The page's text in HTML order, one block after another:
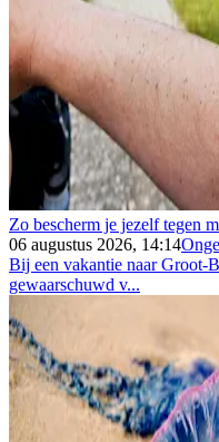
Zo bescherm je jezelf tegen
06 augustus 2026, 14:14
Bij een vakantie naar Groot-
gewaarschuwd v...